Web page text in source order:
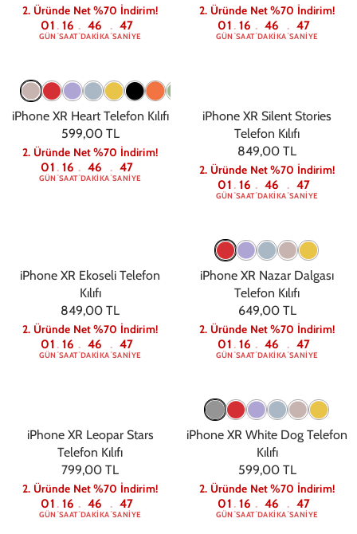
2. Üründe Net %70 İndirim!
01
GÜN : 16
SAAT: 46
DAKIKA: 47
SANIYE
2. Üründe Net %70 İndirim!
01
GÜN : 16
SAAT: 46
DAKIKA: 47
SANIYE
iPhone XR Heart Telefon Kılıfı
599,00 TL
2. Üründe Net %70 İndirim!
01
GÜN : 16
SAAT: 46
DAKIKA: 47
SANIYE
iPhone XR Silent Stories
Telefon Kılıfı
849,00 TL
2. Üründe Net %70 İndirim!
01
GÜN : 16
SAAT: 46
DAKIKA: 47
SANIYE
iPhone XR Ekoseli Telefon
Kılıfı
849,00 TL
2. Üründe Net %70 İndirim!
01
GÜN : 16
SAAT: 46
DAKIKA: 47
SANIYE
iPhone XR Nazar Dalgası
Telefon Kılıfı
649,00 TL
2. Üründe Net %70 İndirim!
01
GÜN : 16
SAAT: 46
DAKIKA: 47
SANIYE
iPhone XR Leopar Stars
Telefon Kılıfı
799,00 TL
2. Üründe Net %70 İndirim!
01
GÜN : 16
SAAT: 46
DAKIKA: 47
SANIYE
iPhone XR White Dog Telefon
Kılıfı
599,00 TL
2. Üründe Net %70 İndirim!
01
GÜN : 16
SAAT: 46
DAKIKA: 47
SANIYE